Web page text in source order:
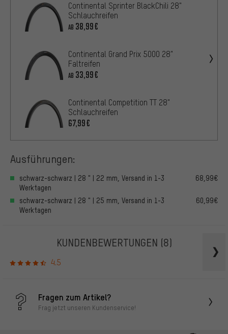
Continental Sprinter BlackChili 28"
Schlauchreifen
AB 38,99€
Continental Grand Prix 5000 28"
Faltreifen
AB 33,99€
Continental Competition TT 28"
Schlauchreifen
67,99€
Ausführungen:
schwarz-schwarz | 28 " | 22 mm, Versand in 1-3
Werktagen
68,99€
schwarz-schwarz | 28 " | 25 mm, Versand in 1-3
Werktagen
60,99€
KUNDENBEWERTUNGEN (8)
4.5
Fragen zum Artikel?
Frag jetzt unseren Kundenservice!